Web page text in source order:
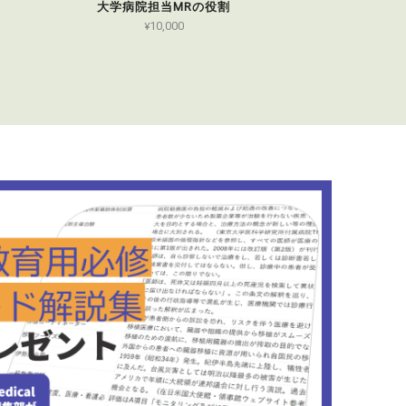
大学病院担当MRの役割
¥10,000